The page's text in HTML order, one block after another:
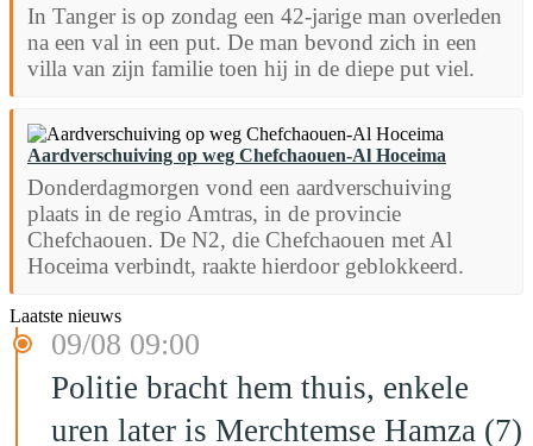
In Tanger is op zondag een 42-jarige man overleden
na een val in een put. De man bevond zich in een
villa van zijn familie toen hij in de diepe put viel.
Aardverschuiving op weg Chefchaouen-Al Hoceima
Donderdagmorgen vond een aardverschuiving
plaats in de regio Amtras, in de provincie
Chefchaouen. De N2, die Chefchaouen met Al
Hoceima verbindt, raakte hierdoor geblokkeerd.
Laatste nieuws
09/08 09:00
Politie bracht hem thuis, enkele
uren later is Merchtemse Hamza (7)